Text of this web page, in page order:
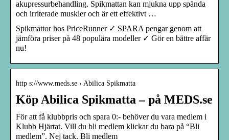
akupressurbehandling. Spikmattan kan mjukna upp spända
och irriterade muskler och är ett effektivt …
Spikmattor hos PriceRunner ✓ SPARA pengar genom att
jämföra priser på 48 populära modeller ✓ Gör en bättre affär
nu!
http s://www.meds.se › Abilica Spikmatta
Köp Abilica Spikmatta – på MEDS.se
För att få klubbpris och spara 0:- behöver du vara medlem i
Klubb Hjärtat. Vill du bli medlem klickar du bara på “Bli
medlem”. Nej tack. Bli medlem